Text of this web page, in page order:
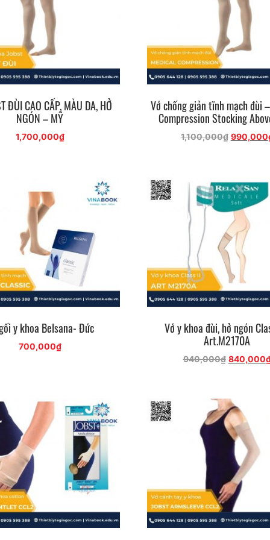
ĐÙI CAO CẤP, MÀU DA, HỞ
NGÓN – MỸ
1,700,000₫
Vớ chống giản tĩnh mạch đùi
Compression Stocking
1,100,000₫ Giá
990,000
y khoa Belsana- Đức
700,000₫
Vớ y khoa đùi, hở ngón
Art.M2170A
940,000₫ Giá
940,000₫.
840,000